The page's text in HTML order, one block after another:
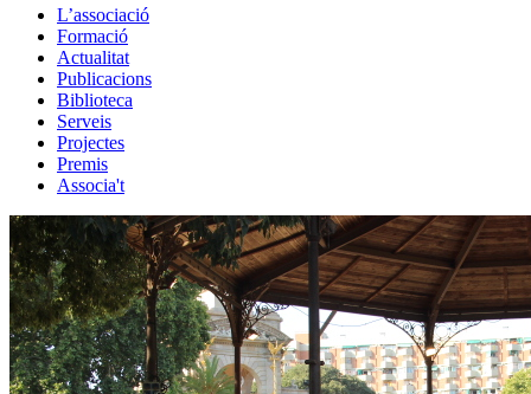
L’associació
Formació
Actualitat
Publicacions
Biblioteca
Serveis
Projectes
Premis
Associa't